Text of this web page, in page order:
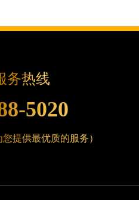
自治区鄂尔多斯市东胜区伊金霍洛街
自治区呼伦贝尔市海拉尔区中央街腕
自治区通辽市科尔沁区明仁大街腕表
自治区乌兰察布市集宁区恩和大街腕表
务热线
5020
提供最优质的服务）